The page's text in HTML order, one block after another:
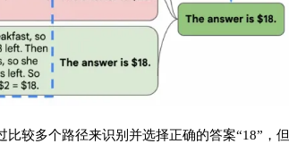
较多个路径来识别并选择正确的答案“18”，